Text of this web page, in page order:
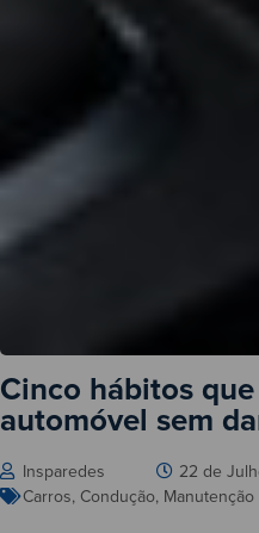
Cinco hábitos
automóvel sem
Insparedes
22 de
Carros, Condução, Manutenção